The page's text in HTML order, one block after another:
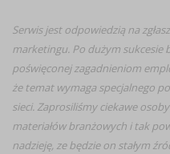
Serwis jest odpowiedzią na
marketingu. Po dużym sukcesie
poświęconej zagadnieniom
że temat wymaga specjalnego
sieci. Zaprosiliśmy ciekawe
materiałów branżowych i tak
nadzieję, ze będzie on stałym